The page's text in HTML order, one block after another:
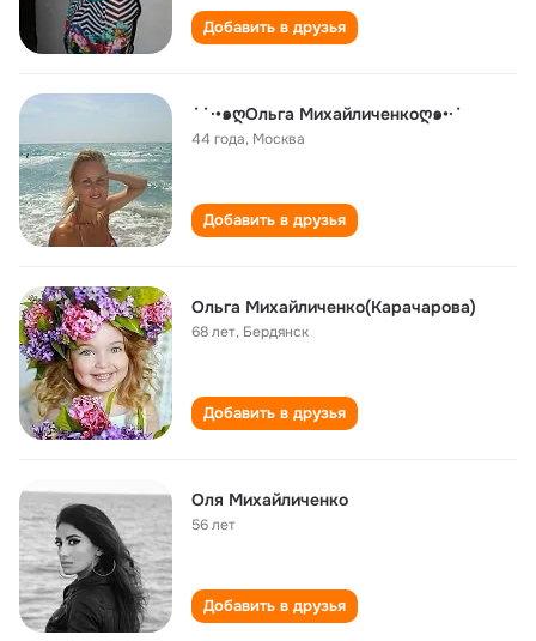
Добавить в друзья
˙˙·•๑ღОльга Михайличенкоღ๑•·˙
44 года, Москва
Добавить в друзья
Ольга Михайличенко(Карачарова)
68 лет, Бердянск
Добавить в друзья
Оля Михайличенко
56 лет
Добавить в друзья